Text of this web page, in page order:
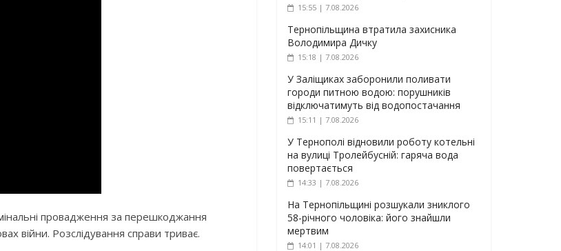
провадження за перешкоджання
війни. Розслідування справи триває.
15:55 | 7.08.2026
Тернопільщина втратила захисника
Володимира Дичку
15:18 | 7.08.2026
У Заліщиках заборонили поливати
городи питною водою: порушників
відключатимуть від водопостачання
15:11 | 7.08.2026
У Тернополі відновили роботу котельні
на вулиці Тролейбусній: гаряча вода
повертається
14:33 | 7.08.2026
На Тернопільщині розшукали зниклого
58-річного чоловіка: його знайшли
мертвим
14:01 | 7.08.2026